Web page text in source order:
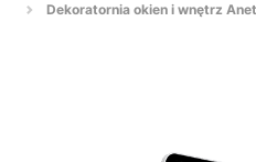
Dekoratornia okien i wnętrz